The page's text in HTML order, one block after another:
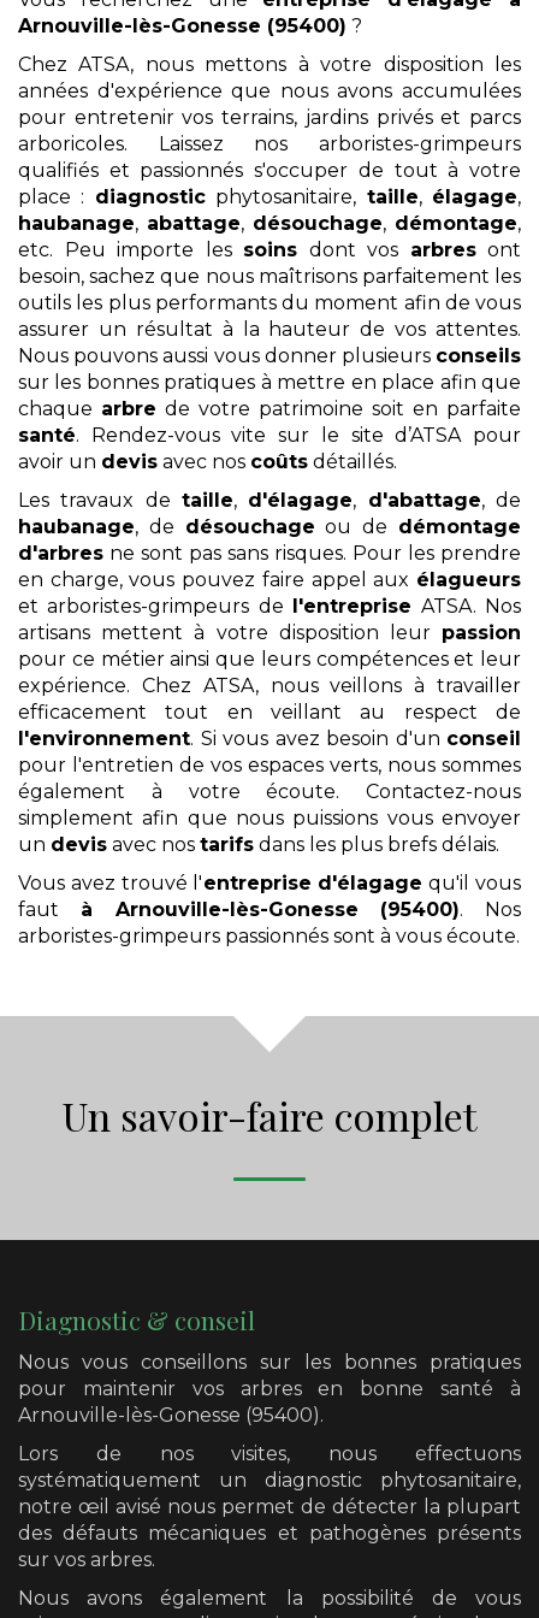
Arnouville-lès-Gonesse (95400) ?
Chez ATSA, nous mettons à votre disposition les
années d'expérience que nous avons accumulées
pour entretenir vos terrains, jardins privés et parcs
arboricoles. Laissez nos arboristes-grimpeurs
qualifiés et passionnés s'occuper de tout à votre
place : diagnosticphytosanitaire, taille, élagage,
haubanage, abattage, désouchage, démontage,
etc. Peu importe les soins dont vos arbresont
besoin, sachez que nous maîtrisons parfaitement les
outils les plus performants du moment afin de vous
assurer un résultat à la hauteur de vos attentes.
Nous pouvons aussi vous donner plusieurs conseils
sur les bonnes pratiques à mettre en place afin que
chaque arbre de votre patrimoine soit en parfaite
santé. Rendez-vous vite sur le site d’ATSA pour
avoir un devis avec nos coûts détaillés.
Les travaux de taille, d'élagage, d'abattage, de
haubanage, de désouchage ou de démontage
d'arbres ne sont pas sans risques. Pour les prendre
en charge, vous pouvez faire appel aux élagueurs
et arboristes-grimpeurs de
l'entreprise ATSA. Nos
artisans mettent à votre disposition leur passion
pour ce métier ainsi que leurs compétences et leur
expérience. Chez ATSA, nous veillons à travailler
efficacement tout en veillant au respect de
l'environnement. Si vous avez besoin d'un conseil
pour l'entretien de vos espaces verts, nous sommes
également à votre écoute. Contactez-nous
simplement afin que nous puissions vous envoyer
un devis avec nos tarifs dans les plus brefs délais.
Vous avez trouvé l'entreprise d'élagage qu'il vous
faut à Arnouville-lès-Gonesse (95400). Nos
arboristes-grimpeurs passionnés sont à vous écoute.
Un savoir-faire complet
Diagnostic & conseil
Nous vous conseillons sur les bonnes pratiques
pour maintenir vos arbres en bonne santé à
Arnouville-lès-Gonesse (95400).
Lors de nos visites, nous effectuons
systématiquement un diagnostic phytosanitaire,
notre œil avisé nous permet de détecter la plupart
des défauts mécaniques et pathogènes présents
sur vos arbres.
Nous avons également la possibilité de vous